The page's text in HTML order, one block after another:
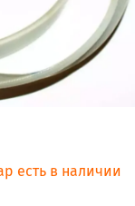
есть в наличии